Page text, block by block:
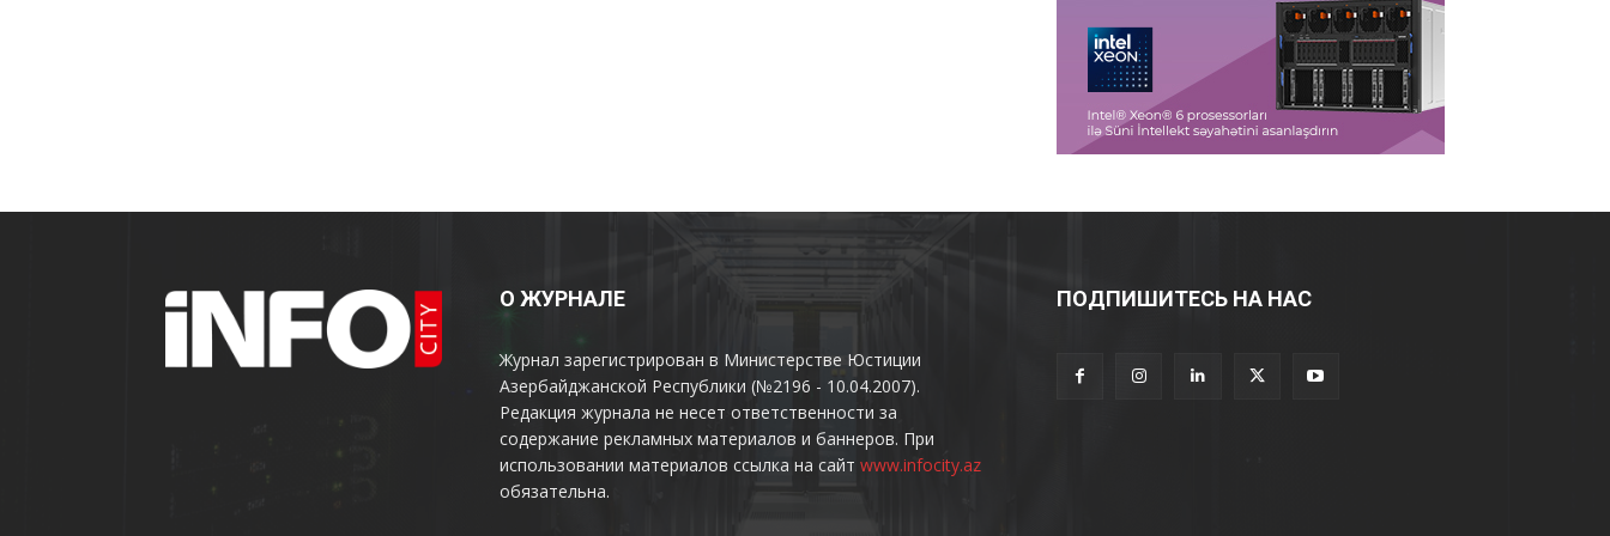
О ЖУРНАЛЕ
Журнал зарегистрирован в Министерстве Юстиции
Азербайджанской Республики (№2196 - 10.04.2007).
Редакция журнала не несет ответственности за
содержание рекламных материалов и баннеров. При
использовании материалов ссылка на сайт www.infocity.az
обязательна.
ПОДПИШИТЕСЬ НА НАС